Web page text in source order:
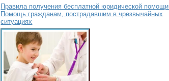
Правила получения бесплатной юридической помощи.
Помощь гражданам, пострадавшим в чрезвычайных
ситуациях